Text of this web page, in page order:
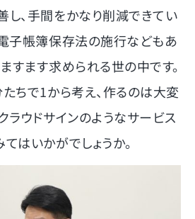
、手間をかなり削減できてい
子帳簿保存法の施行などもあ
すます求められる世の中です。
ちで1から考え、作るのは大変
ラウドサインのようなサービス
はいかがでしょうか。